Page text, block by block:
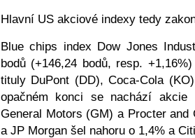
Hlavní US akciové indexy tedy
Blue chips index Dow Jones
bodů (+146,24 bodů, resp.
tituly DuPont (DD), Coca-Cola
opačném konci se nachází
General Motors (GM) a Procter
a JP Morgan šel nahoru o 1,4% a